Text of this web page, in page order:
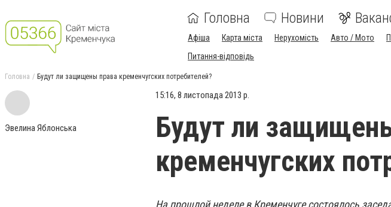
Головна Новини
Афіша Карта міста Нерухомість Авто / Мото
Питання-відповідь
Головна Будут ли защищены права кременчугских потребителей?
Эвелина Яблонська
15:16, 8 листопада 2013 р.
Будут ли
кременчугских
На прошлой неделе в Кременчуге состоялось